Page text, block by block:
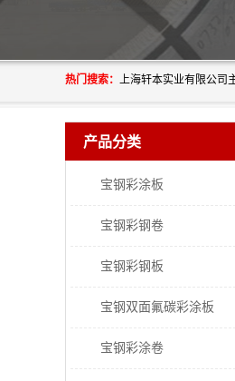
热门搜索：
产品分类
宝钢彩涂板
宝钢彩钢卷
宝钢彩钢板
宝钢双面氟碳彩涂板
宝钢彩涂卷